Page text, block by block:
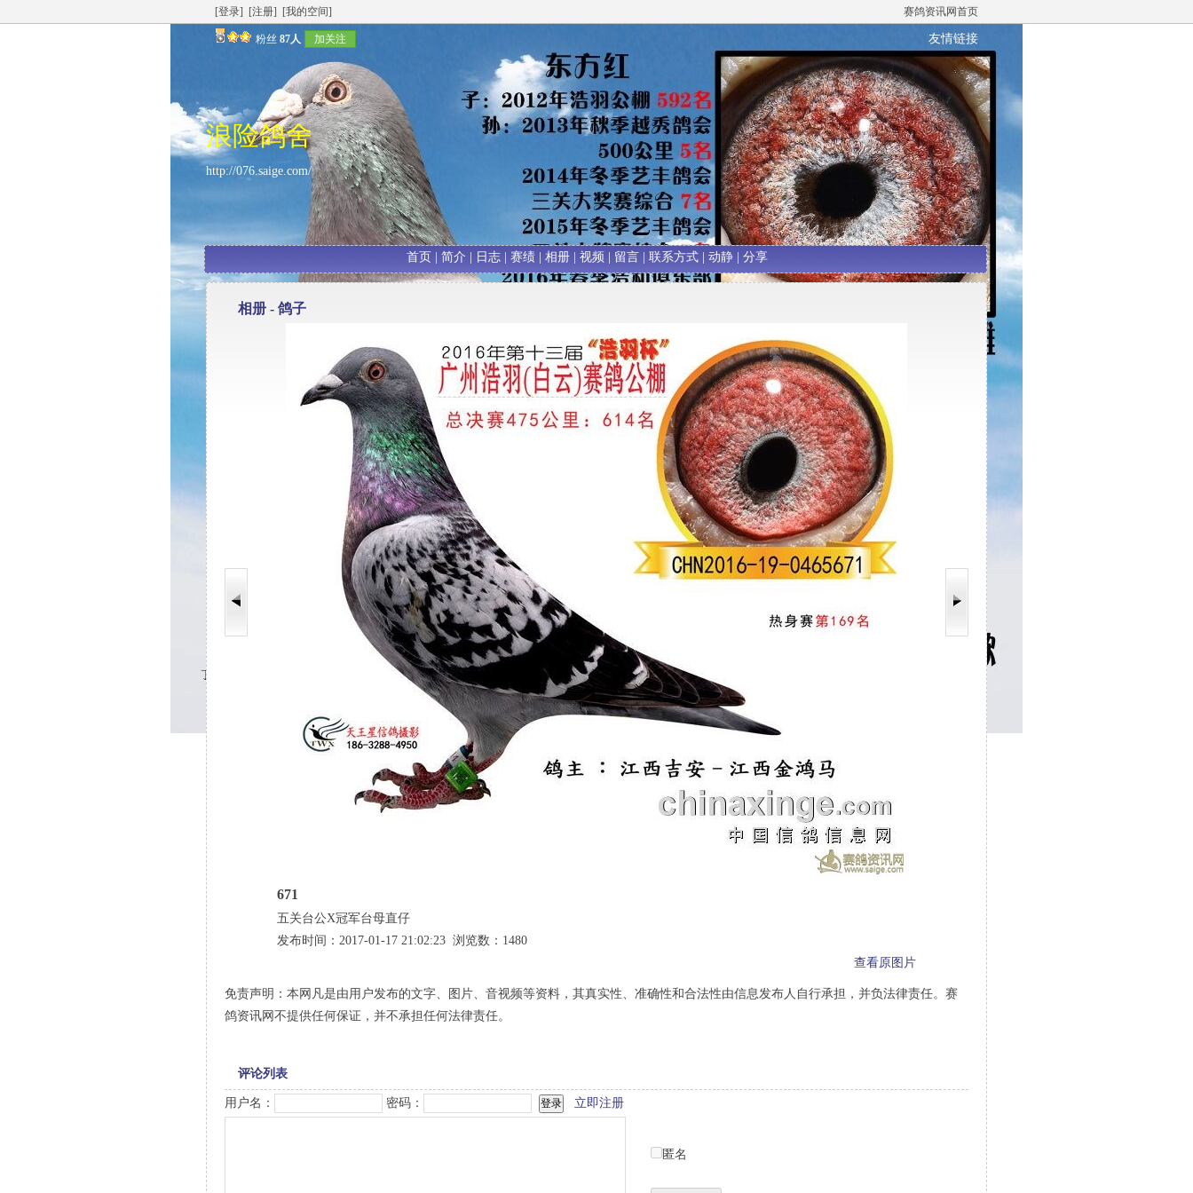
[登录] [注册] [我的空间] 赛鸽资讯网首页
粉丝 87人 加关注 友情链接
浪险鸽舍
http://076.saige.com/
首页 简介 日志| 赛绩| 相册| 视频 留言| 联系方式| 动静| 分享
相册 - 鸽子
671
五关台公X冠军台母直仔
发布时间：2017-01-17 21:02:23 浏览数：1480
查看原图片
免责声明：本网凡是由用户发布的文字、图片、音视频等资料，其真实性、准确性和合法性由信息发布人自行承担，并负法律责任。赛
鸽资讯网不提供任何保证，并不承担任何法律责任。
评论列表
用户名： 密码： 立即注册
匿名